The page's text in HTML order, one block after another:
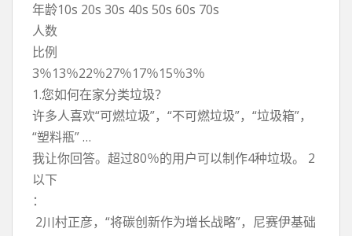
年龄10s 20s 30s 40s 50s 60s 70s
人数
比例
3％13％22％27％17％15％3％
1.您如何在家分类垃圾？
许多人喜欢“可燃垃圾”，“不可燃垃圾”，“垃圾箱”，
“塑料瓶” …
我让你回答。超过80％的用户可以制作4种垃圾。 2
以下
：
2川村正彦，“将碳创新作为增长战略”，尼赛伊基础